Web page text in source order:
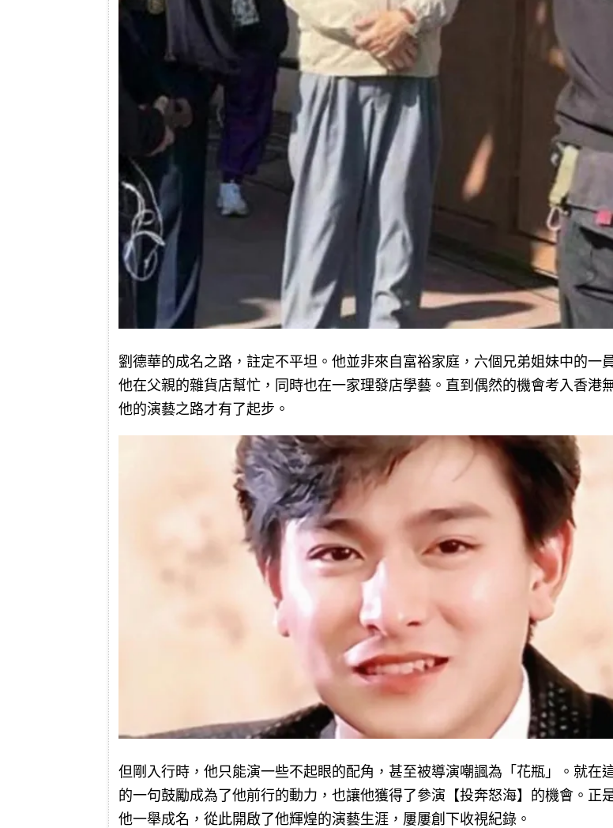
劉德華的成名之路，註定不平坦。他並非來自富裕家庭，六個兄弟姐妹中的一
他在父親的雜貨店幫忙，同時也在一家理發店學藝。直到偶然的機會考入香港
他的演藝之路才有了起步。
但剛入行時，他只能演一些不起眼的配角，甚至被導演嘲諷為「花瓶」。就在
的一句鼓勵成為了他前行的動力，也讓他獲得了參演【投奔怒海】的機會。正
他一舉成名，從此開啟了他輝煌的演藝生涯，屢屢創下收視紀錄。